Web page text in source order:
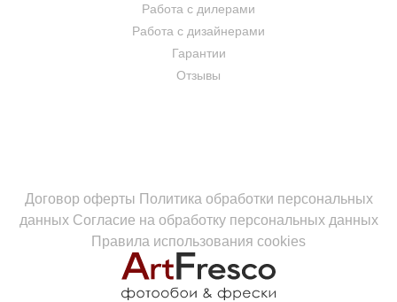
Работа с дилерами
Работа с дизайнерами
Гарантии
Отзывы
Договор оферты Политика обработки персональных
данных Согласие на обработку персональных данных
Правила использования cookies